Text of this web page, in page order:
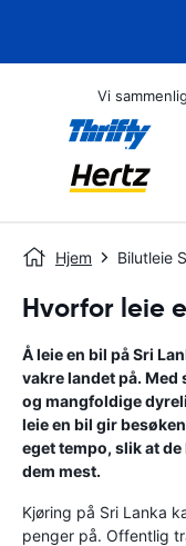
Vi
Hjem Bilutleie
Hvorfor leie
Å leie en bil på Sri
vakre landet på.
og mangfoldige
leie en bil gir
eget tempo, slik at
dem mest.
Kjøring på Sri Lanka
penger på. Offentlig